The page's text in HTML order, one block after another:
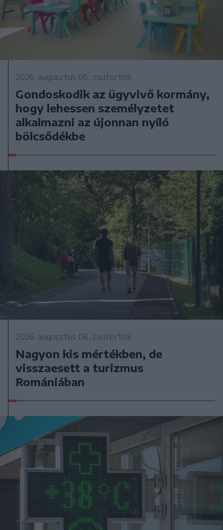
2026. augusztus 06., csütörtök
Gondoskodik az ügyvivő kormány,
hogy lehessen személyzetet
alkalmazni az újonnan nyíló
bölcsődékbe
2026. augusztus 06., csütörtök
Nagyon kis mértékben, de
visszaesett a turizmus
Romániában